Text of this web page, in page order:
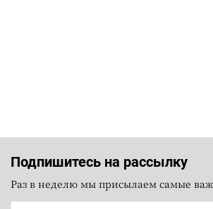
Подпишитесь на рассылку
Раз в неделю мы присылаем самые